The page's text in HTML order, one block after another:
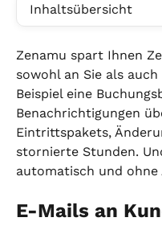
Inhaltsübersicht
Zenamu spart Ihnen
sowohl an Sie als
Beispiel eine
Benachrichtigungen
Eintrittspakets,
stornierte Stunden.
automatisch und ohne
E-Mails an